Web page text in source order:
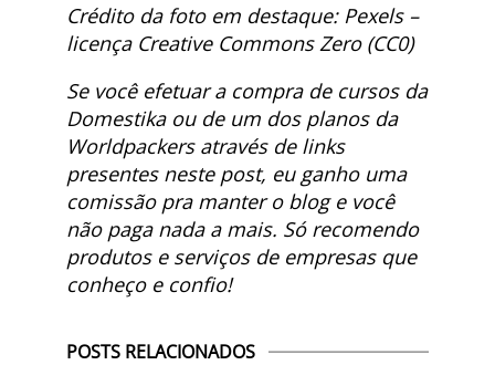
Crédito da foto em destaque: Pexels –
licença Creative Commons Zero (CC0)
Se você efetuar a compra de cursos da
Domestika ou de um dos planos da
Worldpackers através de links
presentes neste post, eu ganho uma
comissão pra manter o blog e você
não paga nada a mais. Só recomendo
produtos e serviços de empresas que
conheço e confio!
POSTS RELACIONADOS